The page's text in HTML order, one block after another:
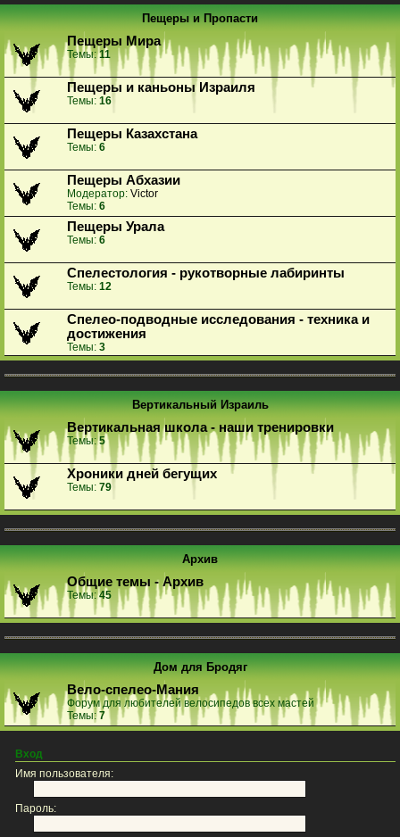
Пещеры и Пропасти
Пещеры Мира
Темы:11
Пещеры и каньоны Израиля
Темы: 16
Пещеры Казахстана
Темы: 6
Пещеры Абхазии
Модератор: Victor
Темы: 6
Пещеры Урала
Темы: 6
Спелестология - рукотворные лабиринты
Темы: 12
Спелео-подводные исследования - техника и
достижения
Темы: 3
Вертикальный Израиль
Вертикальная школа - наши тренировки
Темы:5
Хроники дней бегущих
Темы: 79
Архив
Общие темы - Архив
Темы:45
Дом для Бродяг
Вело-спелео-Мания
Форум для любителей велосипедов всех мастей
Темы:7
Вход
Имя пользователя:
Пароль: